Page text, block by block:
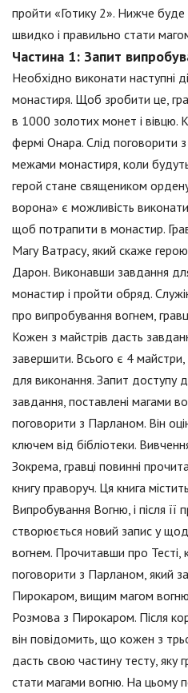
пройти «Готику 2». Нижче буде
швидко і правильно стати
Частина 1: Запит
Необхідно виконати наступні
монастиря. Щоб зробити це,
в 1000 золотих монет і вівцю.
фермі Онара. Слід поговорити
межами монастиря, коли будуть
герой стане священиком
ворона» є можливість
щоб потрапити в монастир.
Магу Ватрасу, який скаже
Дарон. Виконавши завдання
монастир і пройти обряд.
про випробування вогнем,
Кожен з майстрів дасть
завершити. Всього є 4 майстри,
для виконання. Запит доступу
завдання, поставлені магами
поговорити з Парланом. Він
ключем від бібліотеки.
Зокрема, гравці повинні
книгу праворуч. Ця книга
Випробування Вогню, і після її
створюється новий запис у
вогнем. Прочитавши про Тесті,
поговорити з Парланом, який
Пирокаром, вищим магом
Розмова з Пирокаром. Після
він повідомить, що кожен з
дасть свою частину тесту, яку
стати магами вогню. На цьому